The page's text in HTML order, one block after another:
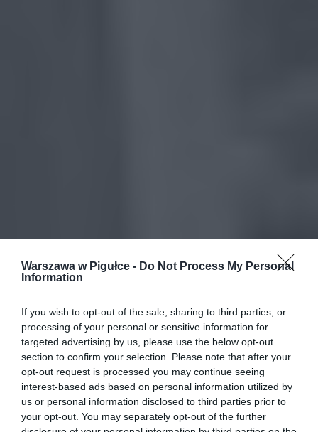
Warszawa w Pigułce - Do Not Process My Personal
Information
If you wish to opt-out of the sale, sharing to third parties, or
processing of your personal or sensitive information for
targeted advertising by us, please use the below opt-out
section to confirm your selection. Please note that after your
opt-out request is processed you may continue seeing
interest-based ads based on personal information utilized by
us or personal information disclosed to third parties prior to
your opt-out. You may separately opt-out of the further